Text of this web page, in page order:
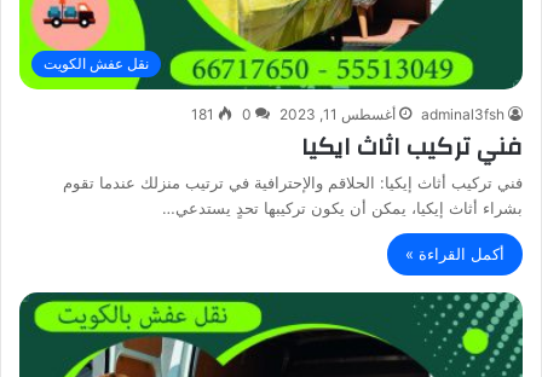
نقل عفش الكويت
adminal3fsh أغسطس 11, 2023 0
181
فني تركيب اثاث ايكيا
فني تركيب أثاث إيكيا: الحلاقم والإحترافية في ترتيب منزلك عندما تقوم
بشراء أثاث إيكيا، يمكن أن يكون تركيبها تحدٍ يستدعي…
أكمل القراءة »